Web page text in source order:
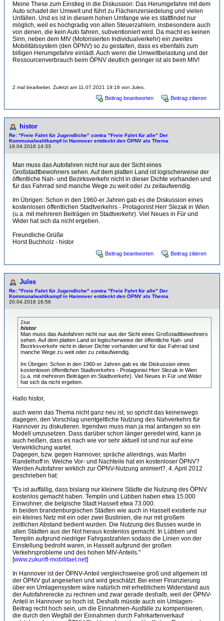
Meine These zum Einstieg in die Diskussion: Das Herumgefahre mit dem
Auto schadet der Umwelt und führt zu Flächenzersiedelung und vielen
Unfällen. Und es ist in diesem hohen Umfange wie es stattfindet nur
möglich, weil es hochgradig von allen Steuerzahlern, insbesondere auch
von denen, die kein Auto fahren, subventioniert wird. Da macht es keinen
Sinn, neben dem MIV (Motorisierten Individualverkehr) ein zweites
Mobilitätssystem (den ÖPNV) so zu gestalten, dass es ebenfalls zum
billigen Herumgefahre einlädt. Auch wenn die Umweltbelastung und der
Ressourcenverbrauch beim ÖPNV deutlich geringer ist als beim MIV!
2 mal bearbeitet. Zuletzt am 11.07.2021 19:16 von Jules.
Beitrag beantworten Beitrag zitieren
histor
Re: "Freie Fahrt für Jugendliche" contra "Freie Fahrt für alle" Der
Kommunalwahlkampf in Hannover entdeckt den ÖPNV als Thema
19.04.2016 14:33
Man muss das Autofahren nicht nur aus der Sicht eines
Großstadtbewohners sehen. Auf dem platten Land ist logischerweise der
öffentliche Nah- und Bezirksverkehr nicht in dieser Dichte vorhanden und
für das Fahrrad sind manche Wege zu weit oder zu zeitaufwendig.
Im Übrigen: Schon in den 1960-er Jahren gab es die Diskussion eines
kostenlosen öffentlichen Stadtverkehrs - Protagonist Herr Slezak in Wien
(u.a. mit mehreren Beiträgen im Stadtverkehr). Viel Neues in Für und
Wider hat sich da nicht ergeben.
Freundliche Grüße
Horst Buchholz - histor
Beitrag beantworten Beitrag zitieren
Jules
Re: "Freie Fahrt für Jugendliche" contra "Freie Fahrt für alle" Der
Kommunalwahlkampf in Hannover entdeckt den ÖPNV als Thema
20.04.2016 16:56
Zitat
histor
Man muss das Autofahren nicht nur aus der Sicht eines Großstadtbewohners
sehen. Auf dem platten Land ist logischerweise der öffentliche Nah- und
Bezirksverkehr nicht in dieser Dichte vorhanden und für das Fahrrad sind
manche Wege zu weit oder zu zeitaufwendig.
Im Übrigen: Schon in den 1960-er Jahren gab es die Diskussion eines
kostenlosen öffentlichen Stadtverkehrs - Protagonist Herr Slezak in Wien
(u.a. mit mehreren Beiträgen im Stadtverkehr). Viel Neues in Für und Wider
hat sich da nicht ergeben.
Hallo histor,
auch wenn das Thema nicht ganz neu ist, so spricht das keineswegs
dagegen, den Vorschlag unentgeltliche Nutzung des Nahverkehrs für
Hannover zu diskutieren. Irgendwo muss man ja mal anfangen so ein
Modell umzusetzen. Dass darüber schon länger geredet wird, kann ja
auch heißen, dass es nach wie vor sehr aktuell ist und nur auf eine
Verwirklichung wartet.
Dagegen, bzw. gegen Hannover, spräche allerdings, was Martin
Randelhoff in: Welche Vor- und Nachteile hat ein kostenloser ÖPNV?
Werden Autofahrer wirklich zur ÖPNV-Nutzung animiert?, 4. April 2012
geschrieben hat:
"Es ist auffällig, dass bislang nur kleinere Städte die Nutzung des ÖPNV
kostenlos gemacht haben. Templin und Lübben haben etwa 15.000
Einwohner, die belgische Stadt Hasselt etwa 73.000.
In beiden brandenburgischen Städten wie auch in Hasselt existierte nur
ein kleines Netz mit ein oder zwei Buslinien, die nur mit großem
zeitlichen Abstand bedient wurden. Die Nutzung des Busses wurde in
allen Städten aus der Not heraus kostenlos gemacht. In Lübben und
Templin aufgrund niedriger Fahrgastzahlen sodass die Linien von der
Einstellung bedroht waren, in Hasselt aufgrund der großen
Verkehrsprobleme und des hohen MIV-Anteils."
[www.zukunft-mobilitaet.net]
In Hannover ist der ÖPNV-Anteil vergleichsweise groß und allgemein ist
der ÖPNV gut angesehen und wird geschätzt. Bei einer Finanzierung
über ein Umlagensystem wäre natürlich mit erheblichem Widerstand aus
der Autofahrerecke zu rechnen und zwar gerade deshalb, weil der ÖPNV-
Anteil in Hannover so hoch ist. Deshalb müsste auch ein Umlagen-
Beitrag recht hoch sein, um die Einnahmen-Ausfälle zu kompensieren,
die durch den Wegfall der Einnahmen durch Fahrkartenverkauf